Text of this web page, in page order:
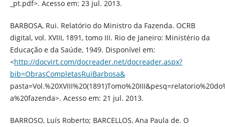
_pt.pdf>. Acesso em: 23 jul. 2013.
BARBOSA, Rui. Relatório do Ministro da Fazenda. OCRB
digital, vol. XVIII, 1891, tomo III. Rio de Janeiro: Ministério da
Educação e da Saúde, 1949. Disponível em:
<http://docvirt.com/docreader.net/docreader.aspx?
bib=ObrasCompletasRuiBarbosa&
a%20fazenda>. Acesso em: 21 jul. 2013.
BARROSO, Luís Roberto; BARCELLOS, Ana Paula de. O